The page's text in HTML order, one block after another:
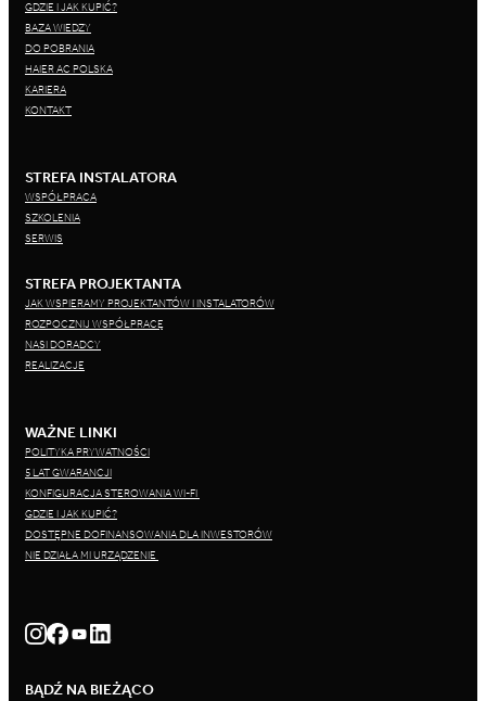
GDZIE I JAK KUPIĆ?
BAZA WIEDZY
DO POBRANIA
HAIER AC POLSKA
KARIERA
KONTAKT
STREFA INSTALATORA
WSPÓŁPRACA
SZKOLENIA
SERWIS
STREFA PROJEKTANTA
JAK WSPIERAMY PROJEKTANTÓW I INSTALATORÓW
ROZPOCZNIJ WSPÓŁPRACĘ
NASI DORADCY
REALIZACJE
WAŻNE LINKI
POLITYKA PRYWATNOŚCI
5 LAT GWARANCJI
KONFIGURACJA STEROWANIA WI-FI
GDZIE I JAK KUPIĆ?
DOSTĘPNE DOFINANSOWANIA DLA INWESTORÓW
NIE DZIAŁA MI URZĄDZENIE
BĄDŹ NA BIEŻĄCO